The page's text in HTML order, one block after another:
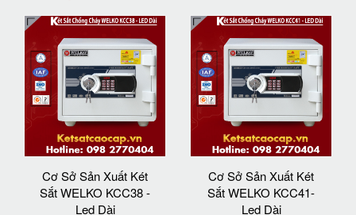
Cơ Sở Sản Xuất Két
Sắt WELKO KCC38 -
Led Dài
Cơ Sở Sản Xuất Két
Sắt WELKO KCC41-
Led Dài